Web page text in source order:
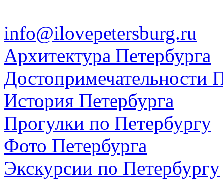
info@ilovepetersburg.ru
Архитектура Петербурга
Достопримечательности
История Петербурга
Прогулки по Петербургу
Фото Петербурга
Экскурсии по Петербургу